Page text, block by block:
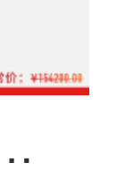
木造家具セット臻品別荘客間18セット【Eスイート】